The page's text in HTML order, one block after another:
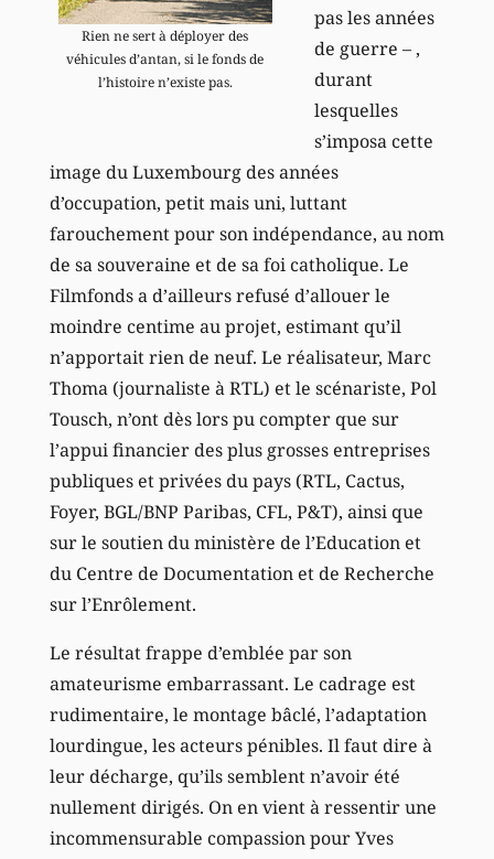
Rien ne sert à déployer des
véhicules d’antan, si le fonds de
l’histoire n’existe pas.
pas les années
de guerre – ,
durant
lesquelles
s’imposa cette
image du Luxembourg des années
d’occupation, petit mais uni, luttant
farouchement pour son indépendance, au nom
de sa souveraine et de sa foi catholique. Le
Filmfonds a d’ailleurs refusé d’allouer le
moindre centime au projet, estimant qu’il
n’apportait rien de neuf. Le réalisateur, Marc
Thoma (journaliste à RTL) et le scénariste, Pol
Tousch, n’ont dès lors pu compter que sur
l’appui financier des plus grosses entreprises
publiques et privées du pays (RTL, Cactus,
Foyer, BGL/BNP Paribas, CFL, P&T), ainsi que
sur le soutien du ministère de l’Education et
du Centre de Documentation et de Recherche
sur l’Enrôlement.
Le résultat frappe d’emblée par son
amateurisme embarrassant. Le cadrage est
rudimentaire, le montage bâclé, l’adaptation
lourdingue, les acteurs pénibles. Il faut dire à
leur décharge, qu’ils semblent n’avoir été
nullement dirigés. On en vient à ressentir une
incommensurable compassion pour Yves